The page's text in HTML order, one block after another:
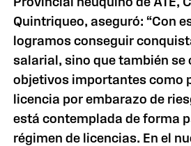
Quintriqueo, aseguró: “Con
logramos conseguir
salarial, sino que también se
objetivos importantes como
licencia por embarazo de
está contemplada de forma
régimen de licencias. En el